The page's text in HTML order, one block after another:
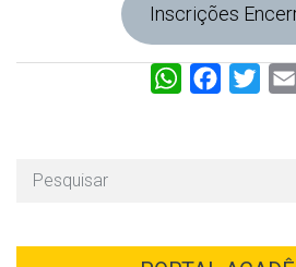
Inscrições
W
p
o
r